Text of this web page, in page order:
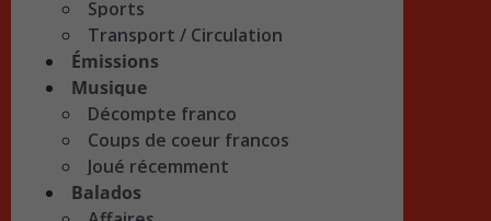
Sports
Transport / Circulation
Émissions
Musique
Décompte franco
Coups de coeur francos
Joué récemment
Balados